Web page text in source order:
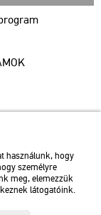
megállótérkép
használunk, hogy
személyre
meg, elemezzük
látogatóink.